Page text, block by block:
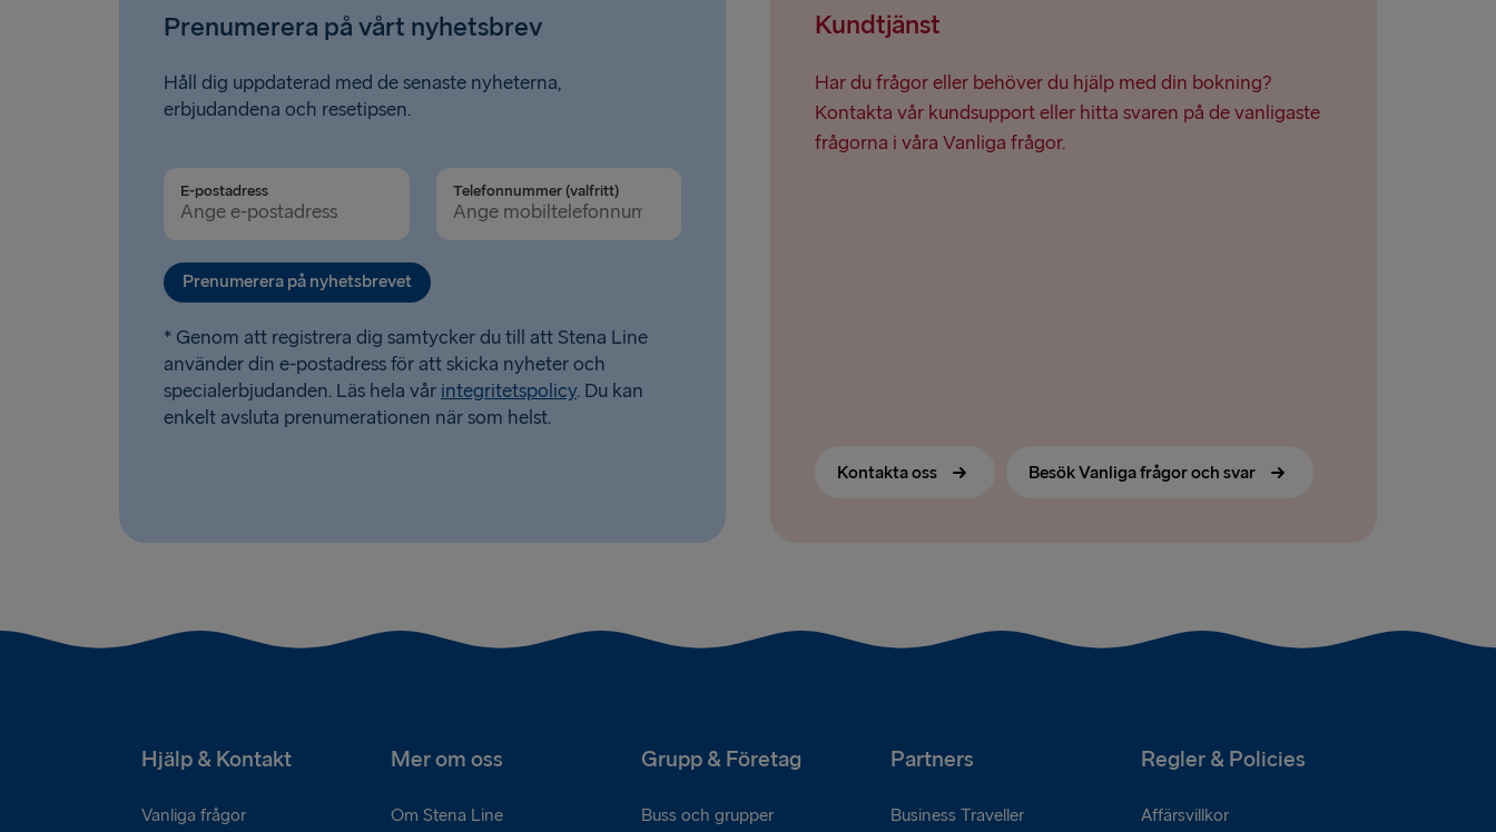
Hoek van Holland → Harwich
Holyhead → Dublin
Travemünde → Liepāja
Prenumerera på vårt nyhetsbrev
Håll dig uppdaterad med de senaste nyheterna,
erbjudandena och resetipsen.
E-postadress Telefonnummer (valfritt)
Prenumerera på nyhetsbrevet
* Genom att registrera dig samtycker du till att Stena Line
använder din e-postadress för att skicka nyheter och
specialerbjudanden. Läs hela vår integritetspolicy. Du kan
enkelt avsluta prenumerationen när som helst.
Kundtjänst
Har du frågor eller behöver du hjälp med din bokning?
Kontakta vår kundsupport eller hitta svaren på de vanligaste
frågorna i våra Vanliga frågor.
Kontakta oss Besök Vanliga frågor och svar
Hjälp & Kontakt Mer om oss Grupp & Företag Partners Regler & Policies
Vanliga frågor Om Stena Line Buss och grupper Business Traveller Affärsvillkor